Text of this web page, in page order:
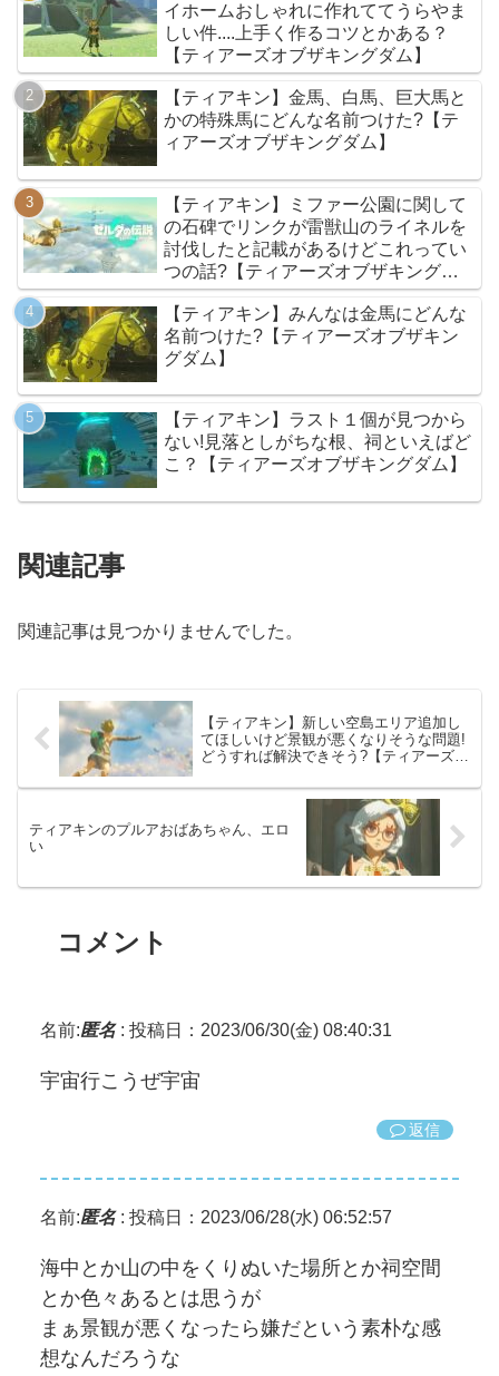
イホームおしゃれに作れててうらやま
しい件....上手く作るコツとかある？
【ティアーズオブザキングダム】
【ティアキン】金馬、白馬、巨大馬と
かの特殊馬にどんな名前つけた?【テ
ィアーズオブザキングダム】
【ティアキン】ミファー公園に関して
の石碑でリンクが雷獣山のライネルを
討伐したと記載があるけどこれってい
つの話?【ティアーズオブザキングダ
ム】
【ティアキン】みんなは金馬にどんな
名前つけた?【ティアーズオブザキン
グダム】
【ティアキン】ラスト１個が見つから
ない!見落としがちな根、祠といえばど
こ？【ティアーズオブザキングダム】
関連記事
関連記事は見つかりませんでした。
【ティアキン】新しい空島エリア追加し
てほしいけど景観が悪くなりそうな問題!
どうすれば解決できそう?【ティアーズオ
ティアキンのプルアおばあちゃん、エロ
い
コメント
名前:匿名: 投稿日：2023/06/30(金) 08:40:31
宇宙行こうぜ宇宙
返信
名前:匿名: 投稿日：2023/06/28(水) 06:52:57
海中とか山の中をくりぬいた場所とか祠空間
とか色々あるとは思うが
まぁ景観が悪くなったら嫌だという素朴な感
想なんだろうな